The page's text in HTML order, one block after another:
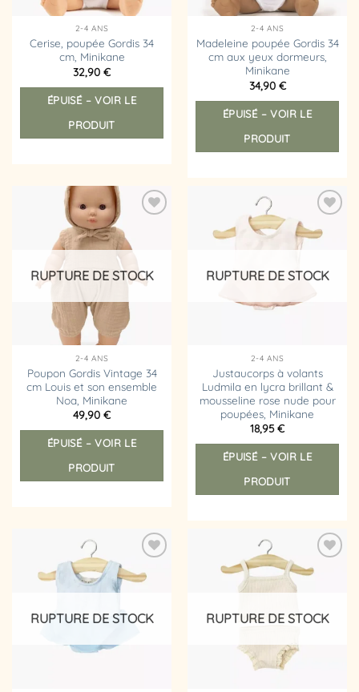
2-4 ANS
Cerise, poupée Gordis 34
cm, Minikane
32,90 €
ÉPUISÉ – VOIR LE
PRODUIT
2-4 ANS
Madeleine poupée Gordis 34
cm aux yeux dormeurs,
Minikane
34,90 €
ÉPUISÉ – VOIR LE
PRODUIT
d’envies
RUPTURE DE STOCK
2-4 ANS
Poupon Gordis Vintage 34
cm Louis et son ensemble
Noa, Minikane
49,90 €
ÉPUISÉ – VOIR LE
PRODUIT
Ajouter
à la
RUPTURE DE STOCK
2-4 ANS
Justaucorps à volants
Ludmila en lycra brillant &
mousseline rose nude pour
poupées, Minikane
18,95€
ÉPUISÉ – VOIR LE
PRODUIT
à la
RUPTURE DE STOCK
Ajouter
RUPTURE DE STOCK